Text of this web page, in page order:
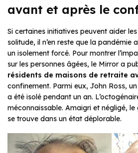
avant et après le
Si certaines initiatives peuvent aider
solitude, il n’en reste que la pandémie
un isolement forcé. Pour montrer
sur les personnes âgées, le Mirror a
résidents de maisons de retraite
confinement. Parmi eux, John Ross,
a été isolé pendant un an.
méconnaissable. Amaigri et négligé,
se trouve dans un état déplorable.